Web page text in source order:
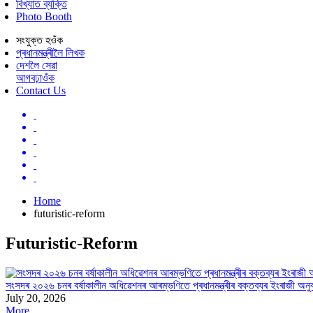
বিখ্যাত ব্যক্তি
Photo Booth
সংযুক্ত হওঁক
প্ৰধানমন্ত্ৰীলৈ লিখক
দেশলৈ সেৱা
আগবঢ়াওঁক
Contact Us
Home
futuristic-reform
Futuristic-Reform
সংসদৰ ২০২৬ চনৰ বৰ্ষাকালীন অধিৱেশনৰ আৰম্ভণিতে প্ৰধানমন্ত্ৰীৰ বক্তব্যৰ ইংৰাজী
July 20, 2026
More